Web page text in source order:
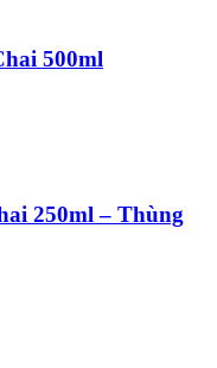
500ml
250ml – Thùng